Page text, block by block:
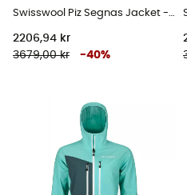
2206,94 kr
3679,00 kr
-40%